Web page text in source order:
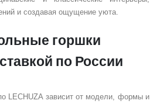
и создавая ощущение уюта.
горшки
по России
LECHUZA зависит от модели, формы и